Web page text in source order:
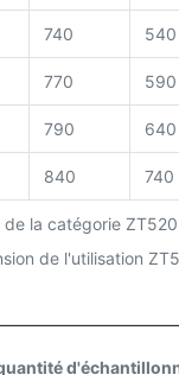
740 540
770 590
790 640
840 740
de la catégorie ZT520
de l'utilisation